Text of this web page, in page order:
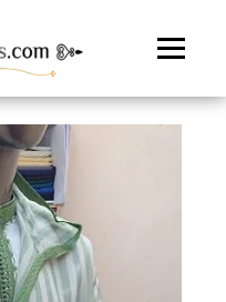
انتقل
المحتوى